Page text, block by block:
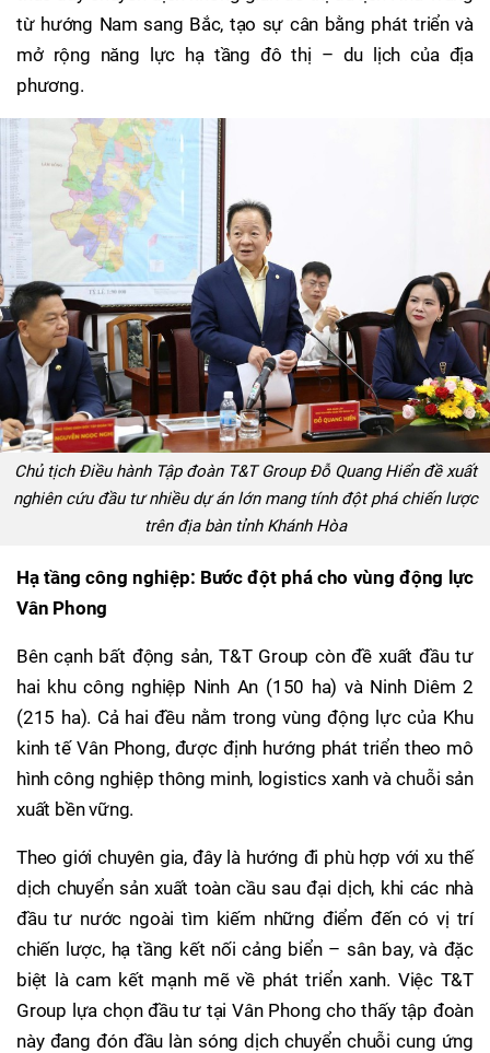
từ hướng Nam sang Bắc, tạo sự cân bằng phát triển và
mở rộng năng lực hạ tầng đô thị – du lịch của địa
phương.
Chủ tịch Điều hành Tập đoàn T&T Group Đỗ Quang Hiển đề xuất
nghiên cứu đầu tư nhiều dự án lớn mang tính đột phá chiến lược
trên địa bàn tỉnh Khánh Hòa
Hạ tầng công nghiệp: Bước đột phá cho vùng động lực
Vân Phong
Bên cạnh bất động sản, T&T Group còn đề xuất đầu tư
hai khu công nghiệp Ninh An (150 ha) và Ninh Diêm 2
(215 ha). Cả hai đều nằm trong vùng động lực của Khu
kinh tế Vân Phong, được định hướng phát triển theo mô
hình công nghiệp thông minh, logistics xanh và chuỗi sản
xuất bền vững.
Theo giới chuyên gia, đây là hướng đi phù hợp với xu thế
dịch chuyển sản xuất toàn cầu sau đại dịch, khi các nhà
đầu tư nước ngoài tìm kiếm những điểm đến có vị trí
chiến lược, hạ tầng kết nối cảng biển – sân bay, và đặc
biệt là cam kết mạnh mẽ về phát triển xanh. Việc T&T
Group lựa chọn đầu tư tại Vân Phong cho thấy tập đoàn
này đang đón đầu làn sóng dịch chuyển chuỗi cung ứng